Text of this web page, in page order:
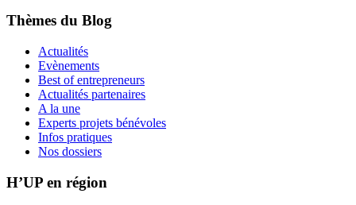
Thèmes du Blog
Actualités
Evènements
Best of entrepreneurs
Actualités partenaires
A la une
Experts projets bénévoles
Infos pratiques
Nos dossiers
H’UP en région